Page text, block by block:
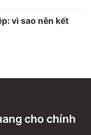
vì sao nên kết
cho chính